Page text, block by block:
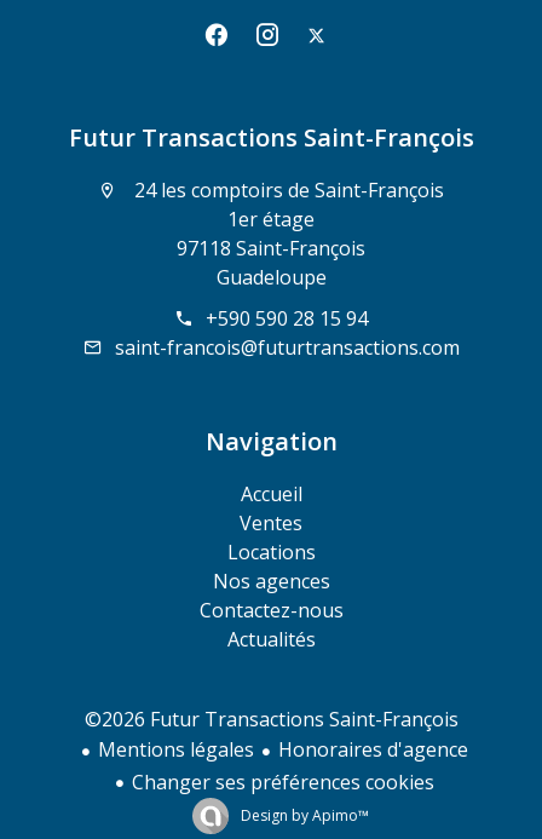
Futur Transactions Saint-François
24 les comptoirs de Saint-François
1er étage
97118 Saint-François
Guadeloupe
+590 590 28 15 94
saint-francois@futurtransactions.com
Navigation
Accueil
Ventes
Locations
Nos agences
Contactez-nous
Actualités
©2026 Futur Transactions Saint-François
Mentions légales
Honoraires d'agence
Changer ses préférences cookies
Design byApimo™